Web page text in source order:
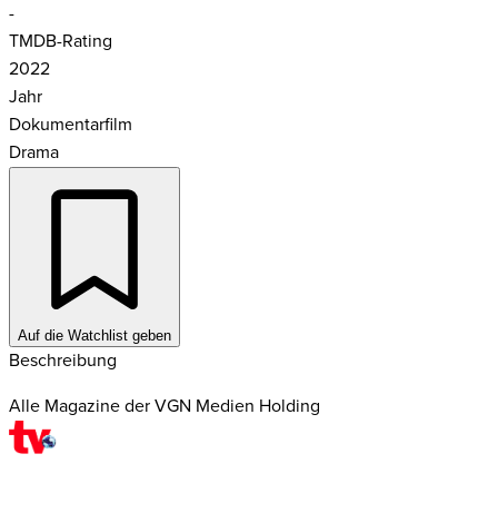
-
TMDB-Rating
2022
Jahr
Dokumentarfilm
Drama
Auf die Watchlist geben
Beschreibung
Alle Magazine der VGN Medien Holding